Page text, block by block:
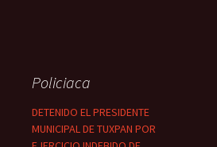
Policiaca
DETENIDO EL PRESIDENTE
MUNICIPAL DE TUXPAN POR